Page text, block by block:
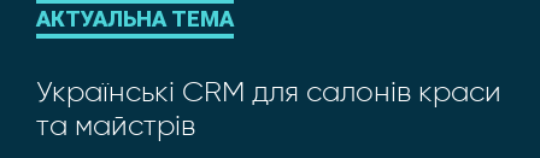
АКТУАЛЬНА ТЕМА
Українські CRM для салонів краси
та майстрів